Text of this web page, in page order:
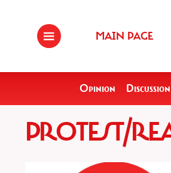
MAIN PAGE
Opinion Discussion
PROTEST/